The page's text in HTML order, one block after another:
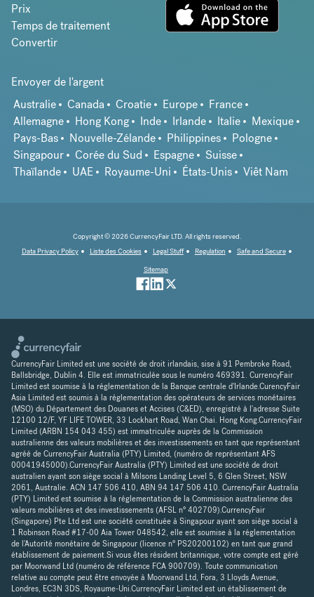
Prix
Temps de traitement
Convertir
Envoyer de l'argent
Australie
Canada Croatie Europe
France
Allemagne
Hong Kong Inde Irlande Italie
Mexique
Pays-Bas
Nouvelle-Zélande Philippines
Pologne
Singapour
Corée du Sud Espagne
Suisse
Thaïlande
UAE Royaume-Uni États-Unis Viêt Nam
Copyright © 2026 CurrencyFair LTD. All rights reserved.
Data Privacy Policy
Liste des Cookies Legal Stuff Regulation
Safe and Secure
Sitemap
CurrencyFair Limited est une société de droit irlandais, sise à 91 Pembroke Road,
Ballsbridge, Dublin 4. Elle est immatriculée sous le numéro 469391. CurrencyFair
Limited est soumise à la réglementation de la Banque centrale d'Irlande.CurencyFair
Asia Limited est soumis à la réglementation des opérateurs de services monétaires
(MSO) du Département des Douanes et Accises (C&ED), enregistré à l'adresse Suite
12100 12/F, YF LIFE TOWER, 33 Lockhart Road, Wan Chai. Hong Kong.CurrencyFair
Limited (ARBN 154 043 455) est immatriculée auprès de la Commission
australienne des valeurs mobilières et des investissements en tant que représentant
agréé de CurrencyFair Australia (PTY) Limited, (numéro de représentant AFS
00041945000).CurrencyFair Australia (PTY) Limited est une société de droit
australien ayant son siège social à Milsons Landing Level 5, 6 Glen Street, NSW
2061, Australie. ACN 147 506 410, ABN 94 147 506 410. CurrencyFair Australia
(PTY) Limited est soumise à la réglementation de la Commission australienne des
valeurs mobilières et des investissements (AFSL n° 402709).CurrencyFair
(Singapore) Pte Ltd est une société constituée à Singapour ayant son siège social à
1 Robinson Road #17-00 Aia Tower 048542, elle est soumise à la réglementation
de l'Autorité monétaire de Singapour (licence n° PS20200102) en tant que grand
établissement de paiement.Si vous êtes résident britannique, votre compte est géré
par Moorwand Ltd (numéro de référence FCA 900709). Toute communication
relative au compte peut être envoyée à Moorwand Ltd, Fora, 3 Lloyds Avenue,
Londres, EC3N 3DS, Royaume-Uni.CurrencyFair Limited est un établissement de